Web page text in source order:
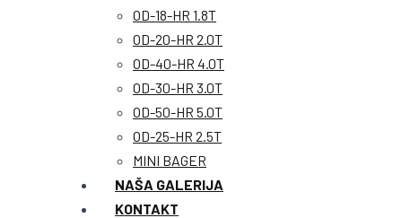
OD-18-HR 1.8T
OD-20-HR 2.0T
OD-40-HR 4.0T
OD-30-HR 3.0T
OD-50-HR 5.0T
OD-25-HR 2.5T
MINI BAGER
NAŠA GALERIJA
KONTAKT